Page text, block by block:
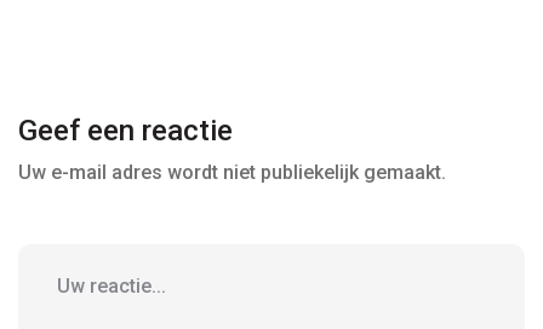
Geef een reactie
Uw e-mail adres wordt niet publiekelijk gemaakt.